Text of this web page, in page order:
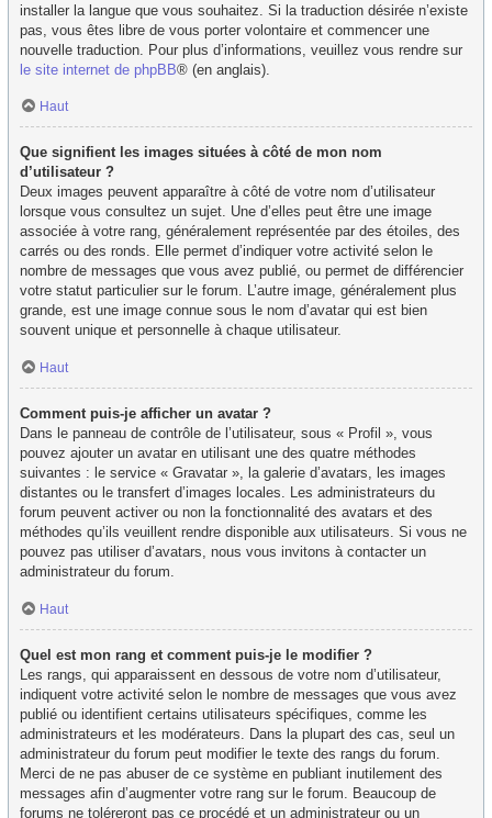
installer la langue que vous souhaitez. Si la traduction désirée n’existe
pas, vous êtes libre de vous porter volontaire et commencer une
nouvelle traduction. Pour plus d’informations, veuillez vous rendre sur
le site internet de phpBB® (en anglais).
Haut
Que signifient les images situées à côté de mon nom
d’utilisateur ?
Deux images peuvent apparaître à côté de votre nom d’utilisateur
lorsque vous consultez un sujet. Une d’elles peut être une image
associée à votre rang, généralement représentée par des étoiles, des
carrés ou des ronds. Elle permet d’indiquer votre activité selon le
nombre de messages que vous avez publié, ou permet de différencier
votre statut particulier sur le forum. L’autre image, généralement plus
grande, est une image connue sous le nom d’avatar qui est bien
souvent unique et personnelle à chaque utilisateur.
Haut
Comment puis-je afficher un avatar ?
Dans le panneau de contrôle de l’utilisateur, sous « Profil », vous
pouvez ajouter un avatar en utilisant une des quatre méthodes
suivantes : le service « Gravatar », la galerie d’avatars, les images
distantes ou le transfert d’images locales. Les administrateurs du
forum peuvent activer ou non la fonctionnalité des avatars et des
méthodes qu’ils veuillent rendre disponible aux utilisateurs. Si vous ne
pouvez pas utiliser d’avatars, nous vous invitons à contacter un
administrateur du forum.
Haut
Quel est mon rang et comment puis-je le modifier ?
Les rangs, qui apparaissent en dessous de votre nom d’utilisateur,
indiquent votre activité selon le nombre de messages que vous avez
publié ou identifient certains utilisateurs spécifiques, comme les
administrateurs et les modérateurs. Dans la plupart des cas, seul un
administrateur du forum peut modifier le texte des rangs du forum.
Merci de ne pas abuser de ce système en publiant inutilement des
messages afin d’augmenter votre rang sur le forum. Beaucoup de
forums ne toléreront pas ce procédé et un administrateur ou un